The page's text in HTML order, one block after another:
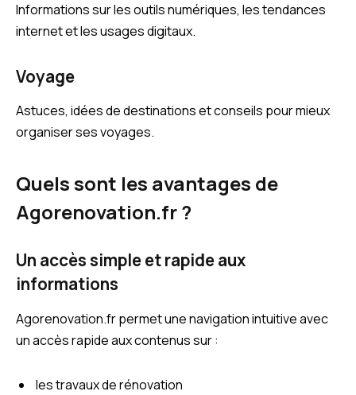
Informations sur les outils numériques, les tendances
internet et les usages digitaux.
Voyage
Astuces, idées de destinations et conseils pour mieux
organiser ses voyages.
Quels sont les avantages de
Agorenovation.fr ?
Un accès simple et rapide aux
informations
Agorenovation.fr permet une navigation intuitive avec
un accès rapide aux contenus sur :
les travaux de rénovation